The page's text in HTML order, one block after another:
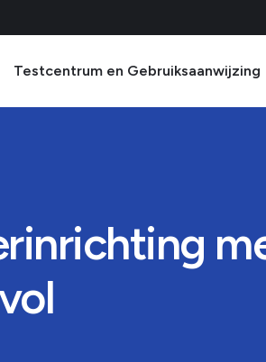
Testcentrum en Gebruiksaanwijzing